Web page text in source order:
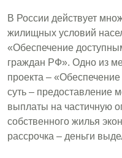
В России действует
жилищных условий
«Обеспечение
граждан РФ». Одно из
проекта –
суть – предоставление
выплаты на частичную
собственного жилья
рассрочка – деньги